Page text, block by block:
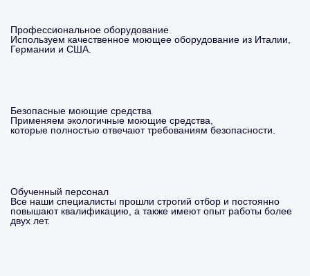
Профессиональное оборудование
Используем качественное моющее оборудование из Италии,
Германии и США.
Безопасные моющие средства
Применяем экологичные моющие средства,
которые полностью отвечают требованиям безопасности.
Обученный персонал
Все наши специалисты прошли строгий отбор и постоянно
повышают квалификацию, а также имеют опыт работы более
двух лет.